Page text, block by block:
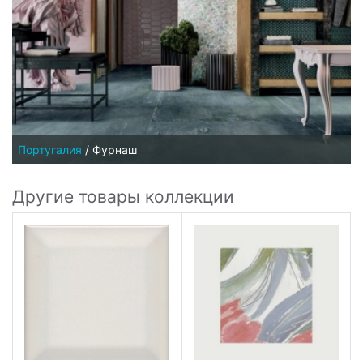
Португалия / Фурнаш
Другие товары коллекции